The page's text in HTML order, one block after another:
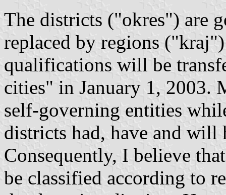
The districts ("okres") are
replaced by regions
qualifications will be
cities" in January 1, 2003.
self-governing entities
districts had, have and
Consequently, I believe
be classified according to